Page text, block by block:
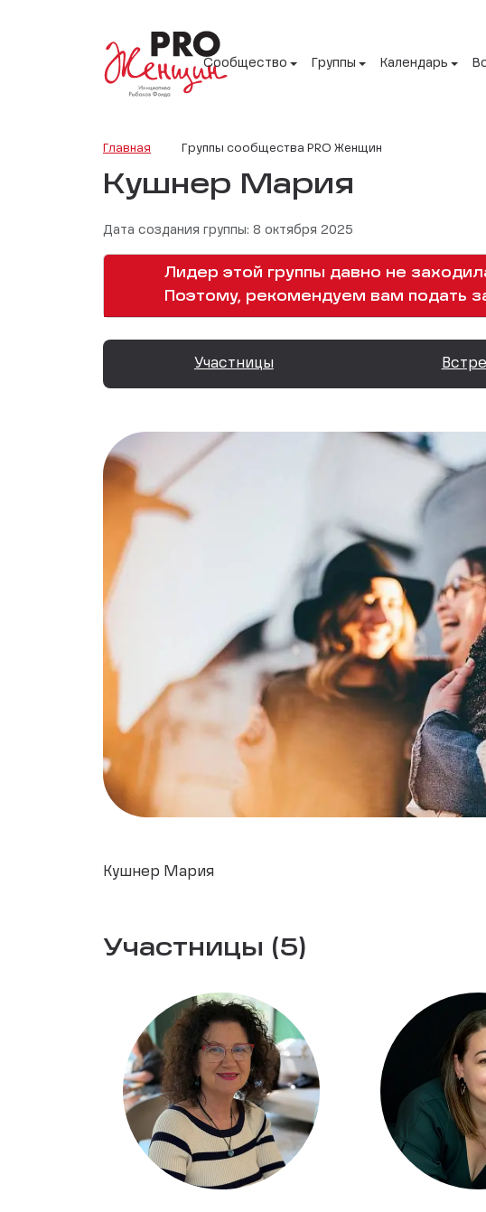
Сообщество Группы Календарь
Главная Группы сообщества PRO Женщин
Кушнер Мария
Дата создания группы: 8 октября 2025
Лидер этой группы давно не
Поэтому, рекомендуем вам подать
Участницы
Кушнер Мария
Участницы (5)